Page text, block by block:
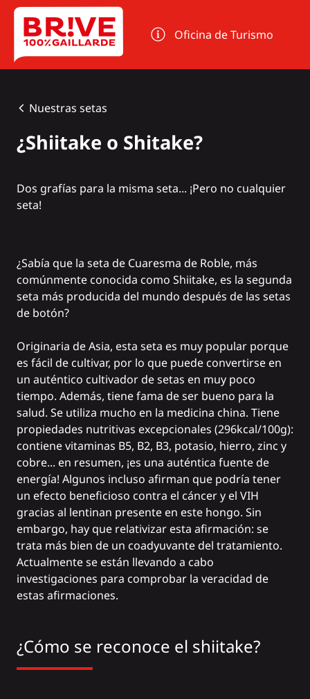
Panel de gestión de cookies
Oficina de Turismo
Nuestras setas
¿Shiitake o Shitake?
Dos grafías para la misma seta... ¡Pero no cualquier
seta!
¿Sabía que la seta de Cuaresma de Roble, más
comúnmente conocida como Shiitake, es la segunda
seta más producida del mundo después de las setas
de botón?
Originaria de Asia, esta seta es muy popular porque
es fácil de cultivar, por lo que puede convertirse en
un auténtico cultivador de setas en muy poco
tiempo. Además, tiene fama de ser bueno para la
salud. Se utiliza mucho en la medicina china. Tiene
propiedades nutritivas excepcionales (296kcal/100g):
contiene vitaminas B5, B2, B3, potasio, hierro, zinc y
cobre... en resumen, ¡es una auténtica fuente de
energía! Algunos incluso afirman que podría tener
un efecto beneficioso contra el cáncer y el VIH
gracias al lentinan presente en este hongo. Sin
embargo, hay que relativizar esta afirmación: se
trata más bien de un coadyuvante del tratamiento.
Actualmente se están llevando a cabo
investigaciones para comprobar la veracidad de
estas afirmaciones.
¿Cómo se reconoce el shiitake?